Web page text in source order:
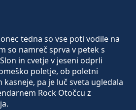
tedna so vse poti vodile na
so namreč sprva v petek s
in cvetje v jeseni odprli
poletje, ob poletni
kasneje, pa je luč sveta ugledala
Rock Otočcu z